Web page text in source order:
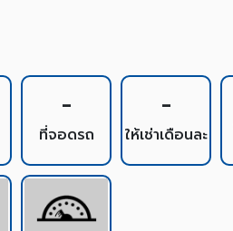
-
ที่จอดรถ
-
ให้เช่าเดือนละ